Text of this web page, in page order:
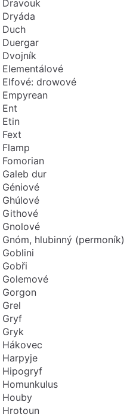
Dravouk
Dryáda
Duch
Duergar
Dvojník
Elementálové
Elfové: drowové
Empyrean
Ent
Etin
Fext
Flamp
Fomorian
Galeb dur
Géniové
Ghúlové
Githové
Gnolové
Gnóm, hlubinný (permoník)
Goblini
Gobři
Golemové
Gorgon
Grel
Gryf
Gryk
Hákovec
Harpyje
Hipogryf
Homunkulus
Houby
Hrotoun